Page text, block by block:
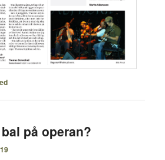
på operan?